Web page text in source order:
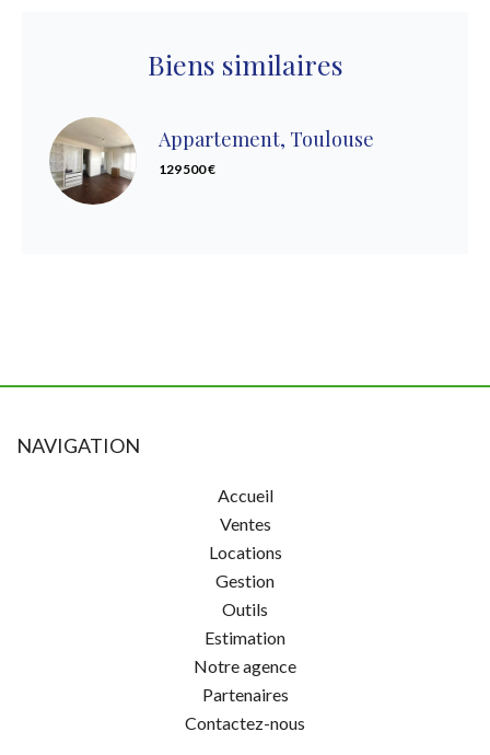
Biens similaires
Appartement, Toulouse
129 500 €
NAVIGATION
Accueil
Ventes
Locations
Gestion
Outils
Estimation
Notre agence
Partenaires
Contactez-nous